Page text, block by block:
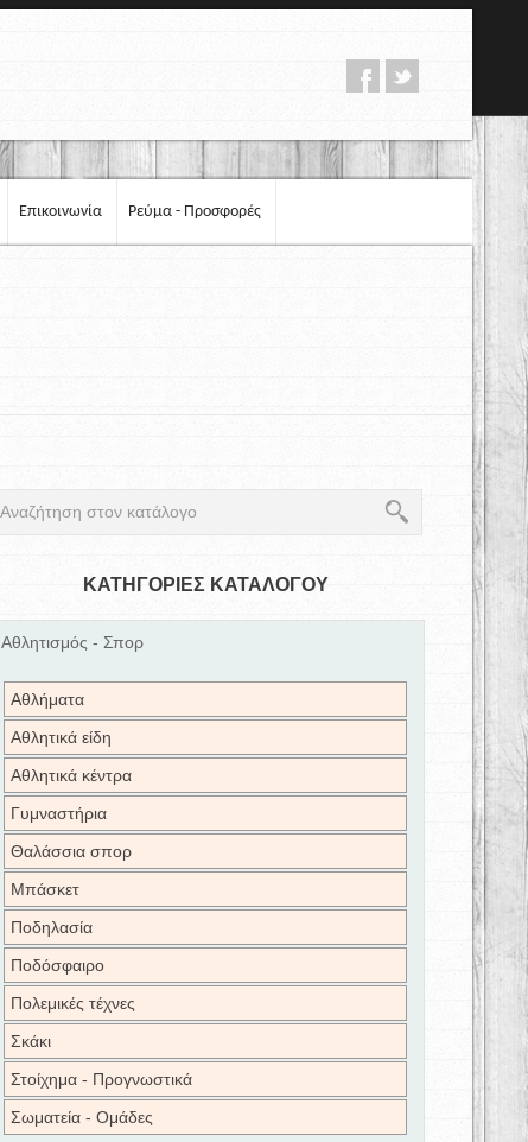
Επικοινωνία Ρεύμα - Προσφορές
ΚΑΤΗΓΟΡΙΕΣ ΚΑΤΑΛΟΓΟΥ
Αθλητισμός - Σπορ
Αθλήματα
Αθλητικά είδη
Αθλητικά κέντρα
Γυμναστήρια
Θαλάσσια σπορ
Μπάσκετ
Ποδηλασία
Ποδόσφαιρο
Πολεμικές τέχνες
Σκάκι
Στοίχημα - Προγνωστικά
Σωματεία - Ομάδες